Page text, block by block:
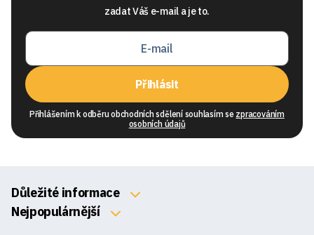
zadat Váš e-mail a je to.
Přihlásit
Přihlášením k odběru obchodních sdělení souhlasím se zpracováním
osobních údajů
Důležité informace
O nás
Nejpopulárnější